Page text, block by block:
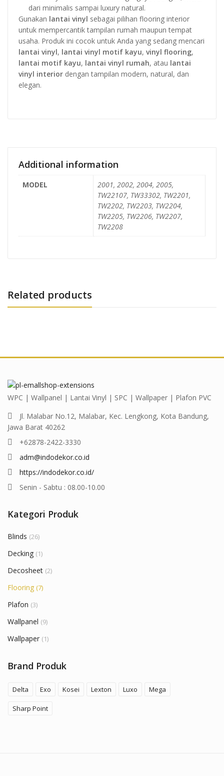
dari minimalis sampai luxury natural.
Gunakan lantai vinyl sebagai pilihan flooring interior
untuk mempercantik tampilan rumah maupun tempat
usaha. Produk ini cocok untuk Anda yang sedang mencari
lantai vinyl, lantai vinyl motif kayu, vinyl flooring,
lantai motif kayu, lantai vinyl rumah, atau lantai
vinyl interior dengan tampilan modern, natural, dan
elegan.
Additional information
MODEL
2001, 2002, 2004, 2005,
TW22107, TW33302, TW2201,
TW2202, TW2203, TW2204,
TW2205, TW2206, TW2207,
TW2208
Related products
WPC | Wallpanel | Lantai Vinyl | SPC | Wallpaper | Plafon PVC
Jl. Malabar No.12, Malabar, Kec. Lengkong, Kota Bandung,
Jawa Barat 40262
+62878-2422-3330
adm@indodekor.co.id
https://indodekor.co.id/
Senin - Sabtu : 08.00-10.00
Kategori Produk
Blinds (26)
Decking (1)
Decosheet (2)
Flooring (7)
Plafon (3)
Wallpanel (9)
Wallpaper (1)
Brand Produk
Delta Exo Kosei Lexton Luxo Mega
Sharp Point